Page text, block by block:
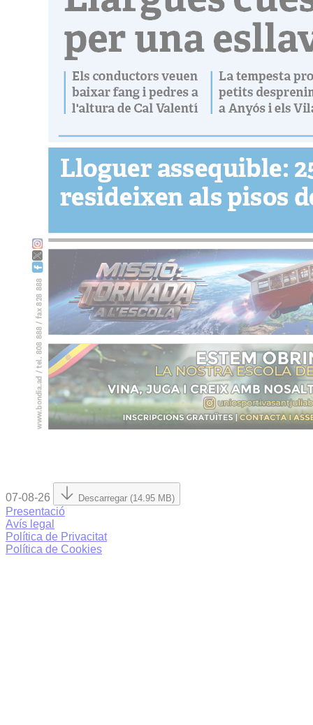
07-08-26 Descarregar (14.95 MB)
Presentació
Avís legal
Política de Privacitat
Política de Cookies